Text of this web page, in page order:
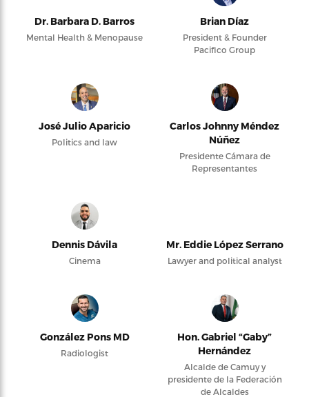
Dr. Barbara D. Barros
Mental Health & Menopause
Brian Díaz
President & Founder
Pacifico Group
José Julio Aparicio
Politics and law
Carlos Johnny Méndez
Núñez
Presidente Cámara de
Representantes
Dennis Dávila
Cinema
Mr. Eddie López Serrano
Lawyer and political analyst
González Pons MD
Radiologist
Hon. Gabriel “Gaby”
Hernández
Alcalde de Camuy y
presidente de la Federación
de Alcaldes